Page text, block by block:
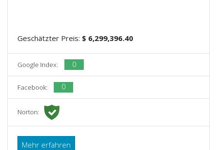
Geschätzter Preis: $ 6,299,396.40
Google Index: 0
Facebook: 0
Norton:
Mehr erfahren